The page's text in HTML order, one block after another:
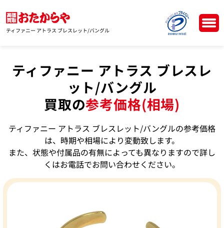
ティファニー アトラス ブレスレット/バングル
ティファニー アトラス ブレスレ
ット/バングル
買取の参考価格(相場)
ティファニー アトラス ブレスレット/バングルの参考価格
は、時期や相場により変動致します。
また、状態や付属品の有無によっても異なりますので詳し
くはお電話でお問い合わせください。